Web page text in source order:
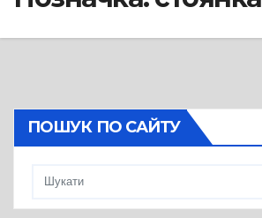
ПОШУК ПО САЙТУ